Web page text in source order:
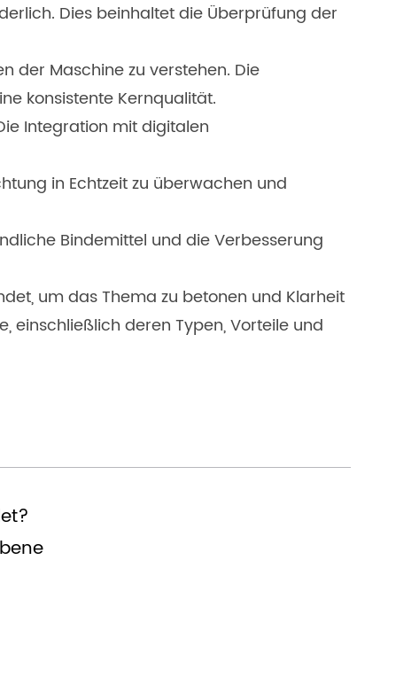
Dies beinhaltet die Überprüfung der
der Maschine zu verstehen. Die
konsistente Kernqualität.
Integration mit digitalen
in Echtzeit zu überwachen und
Bindemittel und die Verbesserung
um das Thema zu betonen und Klarheit
einschließlich deren Typen, Vorteile und